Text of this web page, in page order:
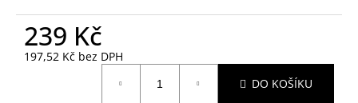
239 Kč
197,52 Kč bez DPH
DO KOŠÍKU
D